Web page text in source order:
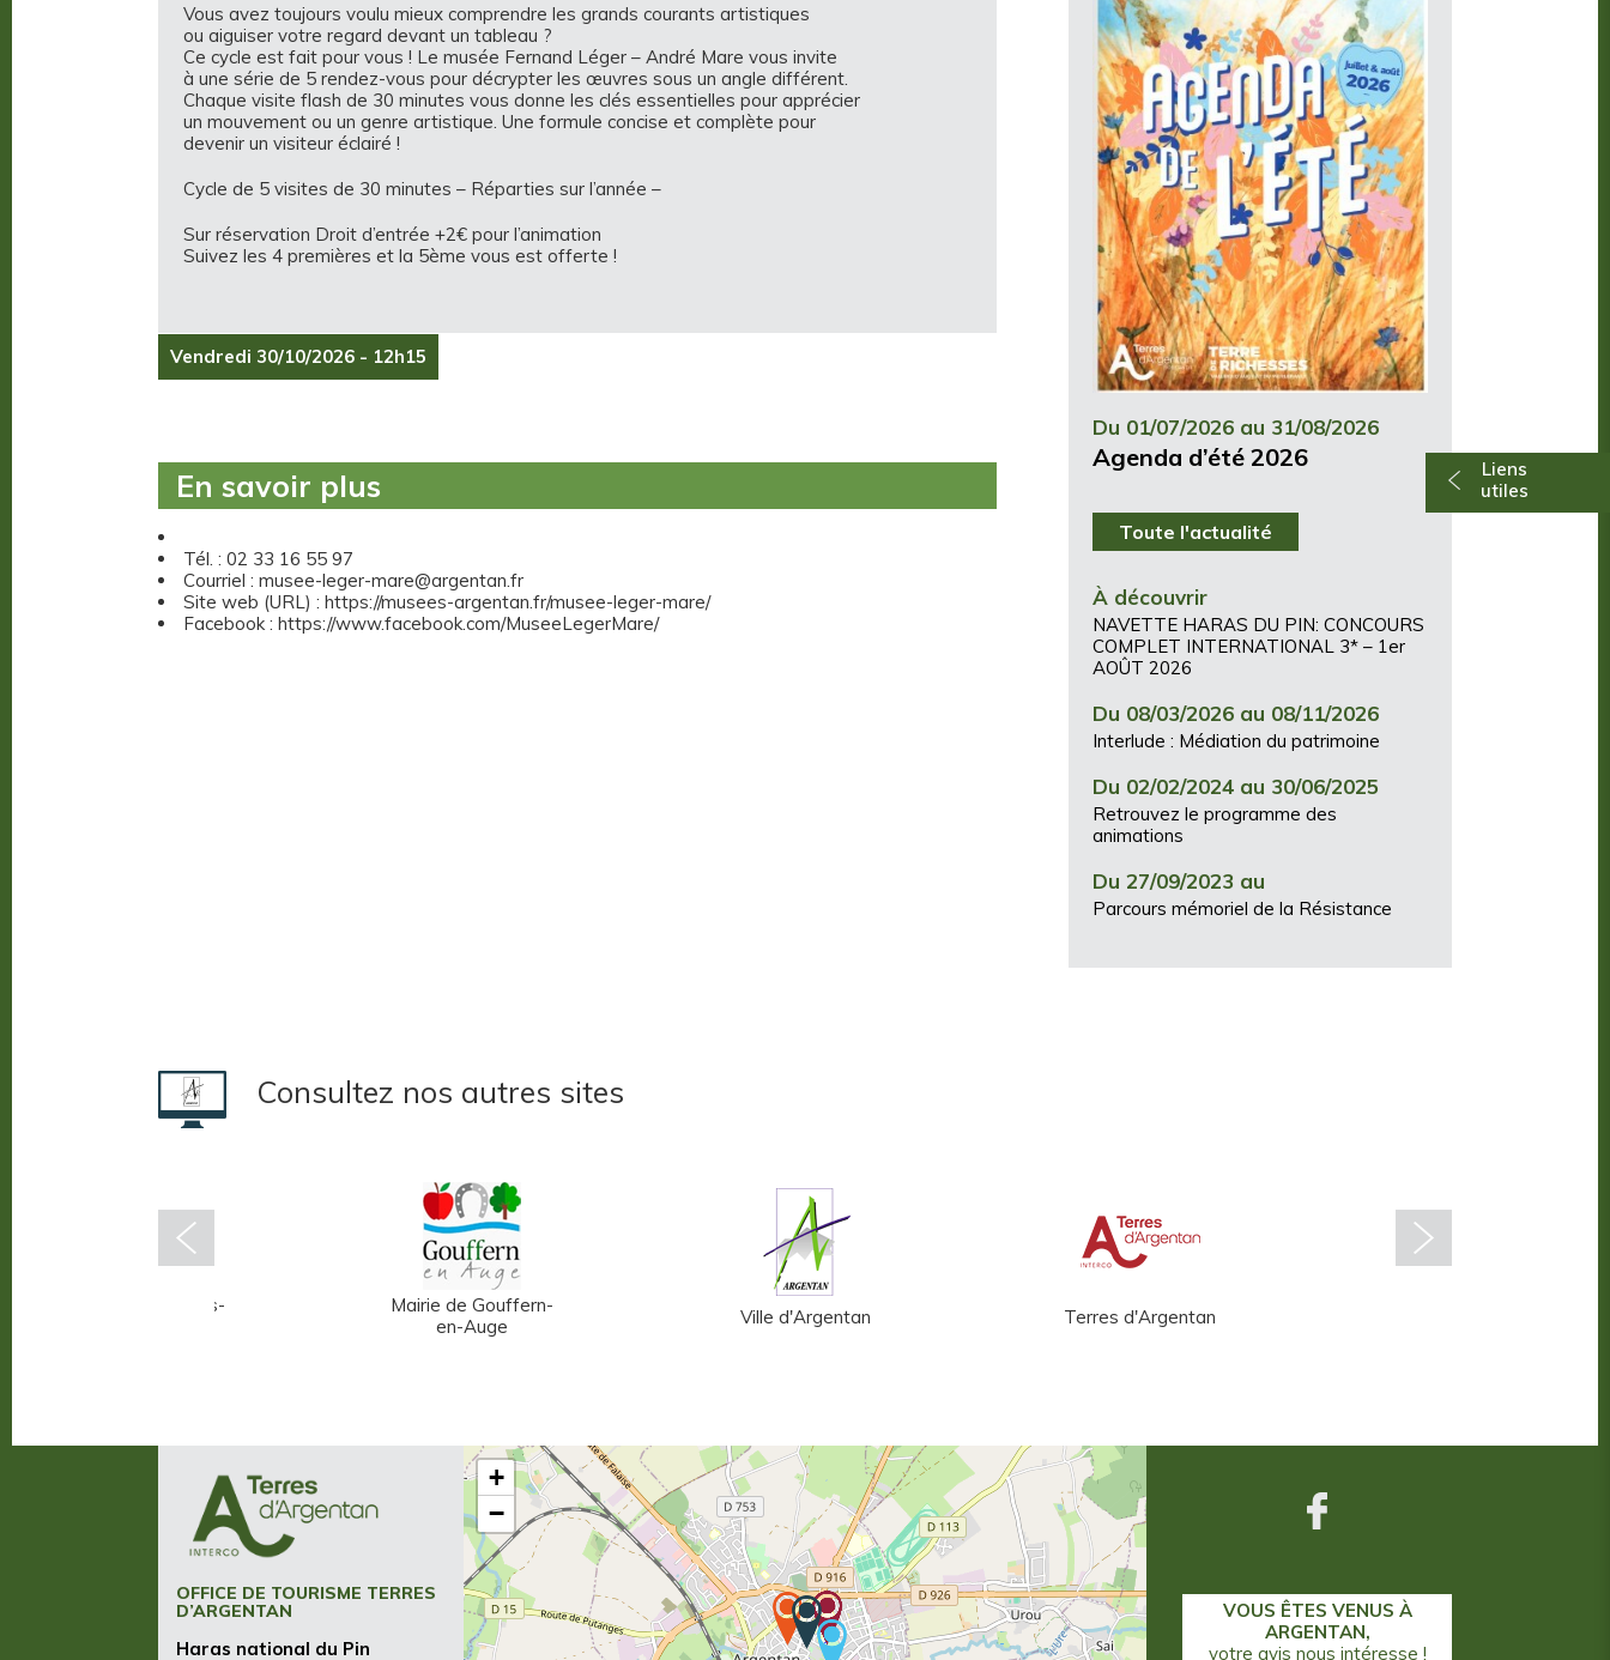
Liens
utiles
Vous avez toujours voulu mieux comprendre les grands courants artistiques
ou aiguiser votre regard devant un tableau ?
Ce cycle est fait pour vous ! Le musée Fernand Léger – André Mare vous invite
à une série de 5 rendez-vous pour décrypter les œuvres sous un angle différent.
Chaque visite flash de 30 minutes vous donne les clés essentielles pour apprécier
un mouvement ou un genre artistique. Une formule concise et complète pour
devenir un visiteur éclairé !
Cycle de 5 visites de 30 minutes – Réparties sur l’année –
Sur réservation Droit d’entrée +2€ pour l’animation
Suivez les 4 premières et la 5ème vous est offerte !
Vendredi 30/10/2026 - 12h15
En savoir plus
Tél. : 02 33 16 55 97
Courriel : musee-leger-mare@argentan.fr
Site web (URL) : https://musees-argentan.fr/musee-leger-mare/
Facebook : https://www.facebook.com/MuseeLegerMare/
Du 01/07/2026 au 31/08/2026
Agenda d’été 2026
Toute l'actualité
À découvrir
NAVETTE HARAS DU PIN: CONCOURS
COMPLET INTERNATIONAL 3* – 1er
AOÛT 2026
Du 08/03/2026 au 08/11/2026
Interlude : Médiation du patrimoine
Du 02/02/2024 au 30/06/2025
Retrouvez le programme des
animations
Du 27/09/2023 au
Parcours mémoriel de la Résistance
Consultez nos autres sites
Mairie d'Écouché-les-
Mairie de Gouffern-
en-Auge
Ville d'Argentan Terres d'Argentan
OFFICE DE TOURISME TERRES
D’ARGENTAN
Haras national du Pin
+
−
VOUS ÊTES VENUS À
ARGENTAN,
votre avis nous intéresse !